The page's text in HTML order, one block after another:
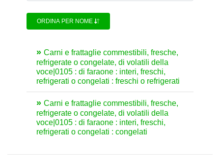
ORDINA PER NOME
Carni e frattaglie commestibili, fresche,
refrigerate o congelate, di volatili della
voce|0105 : di faraone : interi, freschi,
refrigerati o congelati : freschi o refrigerati
Carni e frattaglie commestibili, fresche,
refrigerate o congelate, di volatili della
voce|0105 : di faraone : interi, freschi,
refrigerati o congelati : congelati